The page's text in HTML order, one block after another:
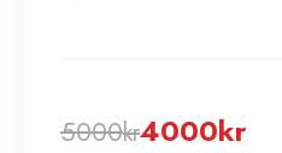
5000kr4000kr